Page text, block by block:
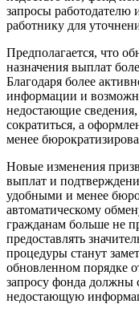
запросы работодателю
работнику для
Предполагается, что
назначения выплат
Благодаря более
информации и
недостающие
сократиться, а
менее
Новые изменения
выплат и
удобными и менее
автоматическому
гражданам больше не
предоставлять
процедуры станут
обновленном порядке
запросу фонда должны
недостающую